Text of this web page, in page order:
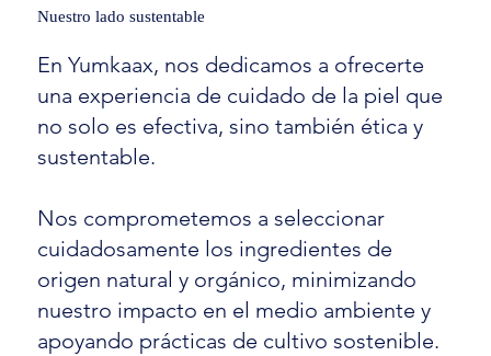
Nuestro lado sustentable
En Yumkaax, nos dedicamos a ofrecerte
una experiencia de cuidado de la piel que
no solo es efectiva, sino también ética y
sustentable.
Nos comprometemos a seleccionar
cuidadosamente los ingredientes de
origen natural y orgánico, minimizando
nuestro impacto en el medio ambiente y
apoyando prácticas de cultivo sostenible.